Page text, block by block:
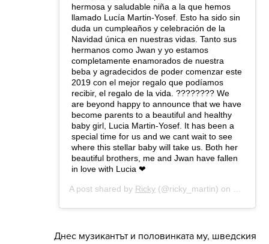
Днес музикантът и половинката му, шведския